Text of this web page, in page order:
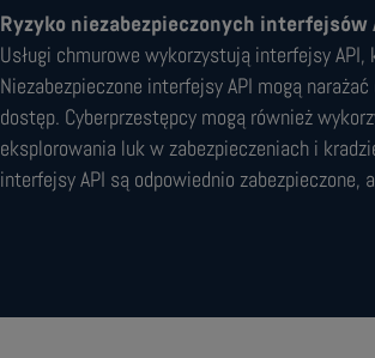
Ryzyko niezabezpieczonych interfejsów
Usługi chmurowe wykorzystują interfejsy API,
Niezabezpieczone interfejsy API mogą
dostęp. Cyberprzestępcy mogą również
eksplorowania luk w zabezpieczeniach i
interfejsy API są odpowiednio zabezpieczone,